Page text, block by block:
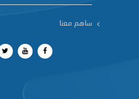
ساهم معنا